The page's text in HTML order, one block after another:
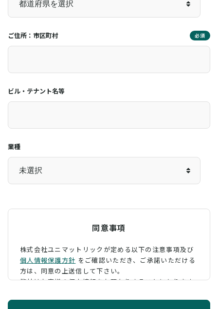
ご住所：市区町村 必須
ビル・テナント名等
業種
同意事項
株式会社ユニマットリックが定める以下の注意事項及び
個人情報保護方針 をご確認いただき、 ご承諾いただける
方は、同意の上送信して下さい。
弊社はお客様の個人情報をお預かりすることになります
ように定め、保護に努めております。